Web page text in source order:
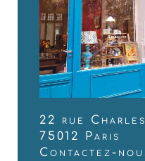
22 rue
75012 Paris
Contactez-